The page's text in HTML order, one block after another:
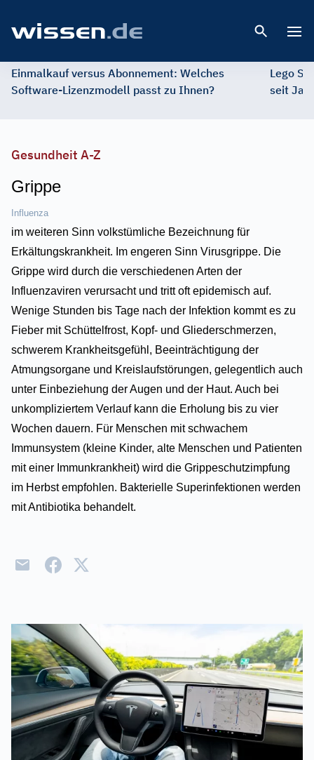
Einmalkauf versus Abonnement: Welches
Software-Lizenzmodell passt zu Ihnen?
Lego
seit
Gesundheit A-Z
Grippe
Influenza
im weiteren Sinn volkstümliche Bezeichnung für
Erkältungskrankheit. Im engeren Sinn Virusgrippe. Die
Grippe wird durch die verschiedenen Arten der
Influenzaviren verursacht und tritt oft epidemisch auf.
Wenige Stunden bis Tage nach der Infektion kommt es zu
Fieber mit Schüttelfrost, Kopf- und Gliederschmerzen,
schwerem Krankheitsgefühl, Beeinträchtigung der
Atmungsorgane und Kreislaufstörungen, gelegentlich auch
unter Einbeziehung der Augen und der Haut. Auch bei
unkompliziertem Verlauf kann die Erholung bis zu vier
Wochen dauern. Für Menschen mit schwachem
Immunsystem (kleine Kinder, alte Menschen und Patienten
mit einer Immunkrankheit) wird die Grippeschutzimpfung
im Herbst empfohlen. Bakterielle Superinfektionen werden
mit Antibiotika behandelt.